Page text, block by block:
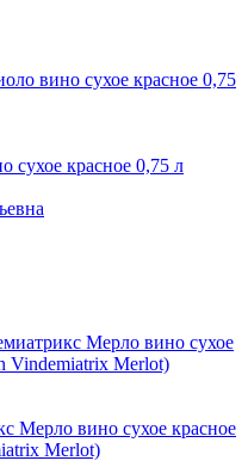
сухое красное 0,75 л
Мерло вино сухое красное
Merlot)